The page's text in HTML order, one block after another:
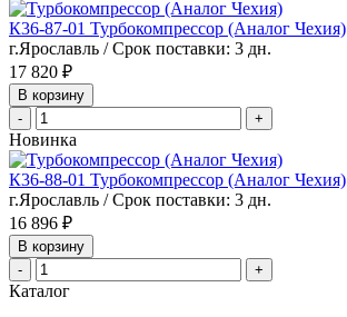
К36-87-01 Турбокомпрессор (Аналог Чехия)
г.Ярославль / Срок поставки: 3 дн.
17 820 ₽
В корзину
-
+
Новинка
К36-88-01 Турбокомпрессор (Аналог Чехия)
г.Ярославль / Срок поставки: 3 дн.
16 896 ₽
В корзину
-
+
Каталог